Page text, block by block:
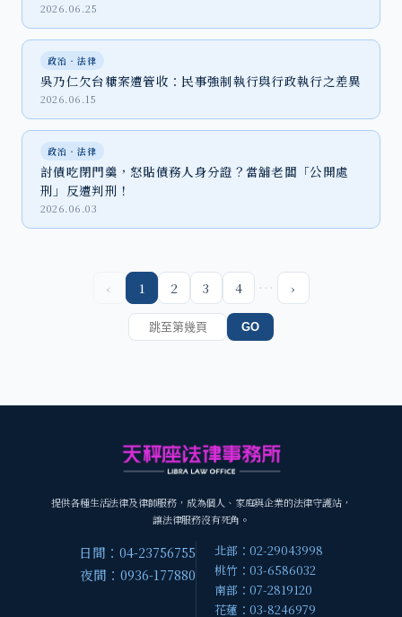
2026.06.25
政治‧法律
吳乃仁欠台糖案遭管收：民事強制執行與行政執行之差異
2026.06.15
政治‧法律
討債吃閉門羹，怒貼債務人身分證？當舖老闆「公開處
刑」反遭判刑！
2026.06.03
‹ 1 2 3 4 … ›
GO
提供各種生活法律及律師服務，成為個人、家庭與企業的法律守護站，
讓法律服務沒有死角。
日間：04-23756755
夜間：0936-177880
北部：02-29043998
桃竹：03-6586032
南部：07-2819120
花蓮：03-8246979